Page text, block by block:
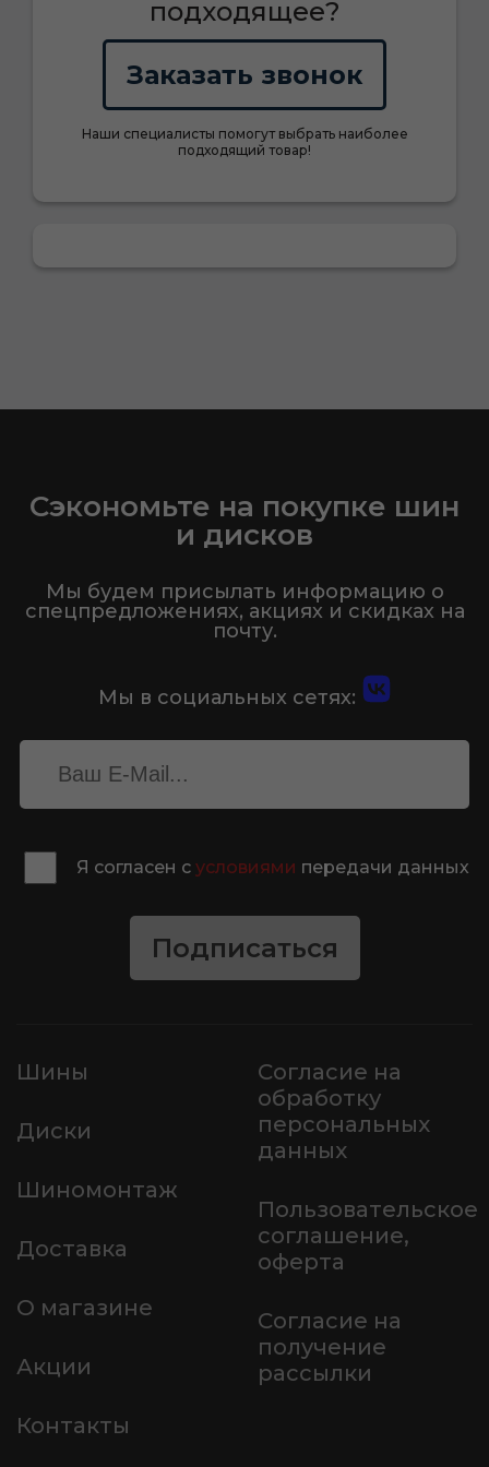
подходящее?
Заказать звонок
Наши специалисты помогут выбрать наиболее
подходящий товар!
Сэкономьте на покупке шин
и дисков
Мы будем присылать информацию о
спецпредложениях, акциях и скидках на
почту.
Мы в социальных сетях:
Я согласен с условиями передачи данных
Подписаться
Шины
Диски
Шиномонтаж
Доставка
О магазине
Акции
Контакты
Согласие на
обработку
персональных
данных
Пользовательское
соглашение,
оферта
Согласие на
получение
рассылки